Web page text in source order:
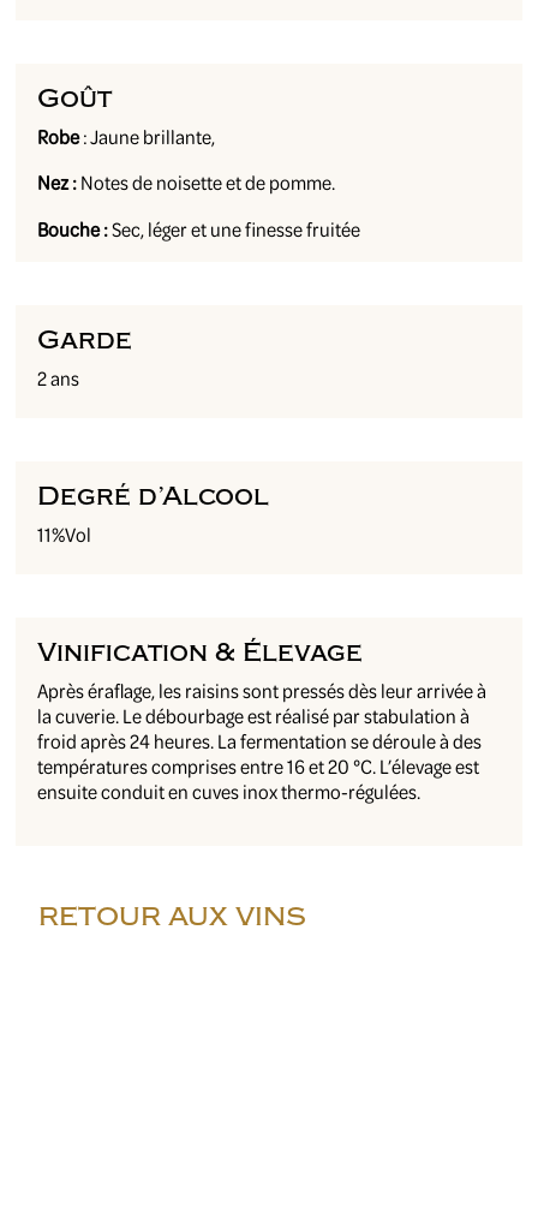
Goût
Robe: Jaune brillante,
Nez :Notes de noisette et de pomme.
Bouche :Sec, léger et une finesse fruitée
Garde
2 ans
Degré d’Alcool
11%Vol
Vinification & Élevage
Après éraflage, les raisins sont pressés dès leur arrivée à
la cuverie. Le débourbage est réalisé par stabulation à
froid après 24 heures. La fermentation se déroule à des
températures comprises entre 16 et 20 °C. L’élevage est
ensuite conduit en cuves inox thermo-régulées.
RETOUR AUX VINS